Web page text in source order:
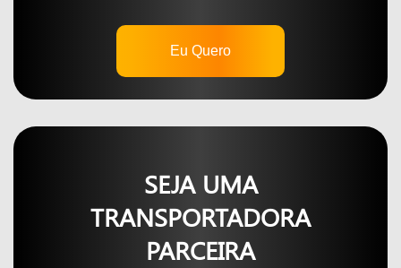
Eu Quero
SEJA UMA
TRANSPORTADORA
PARCEIRA